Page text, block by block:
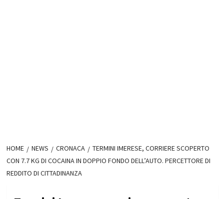
HOME NEWS CRONACA
TERMINI IMERESE, CORRIERE SCOPERTO
CON 7.7 KG DI COCAINA IN DOPPIO FONDO DELL’AUTO. PERCETTORE DI
REDDITO DI CITTADINANZA